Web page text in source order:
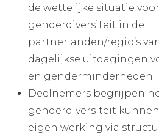
de wettelijke situatie voor
genderdiversiteit in de
partnerlanden/regio’s
dagelijkse uitdagingen
en genderminderheden.
Deelnemers begrijpen
genderdiversiteit
eigen werking via